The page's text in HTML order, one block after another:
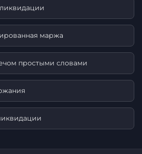
маржа
простыми словами